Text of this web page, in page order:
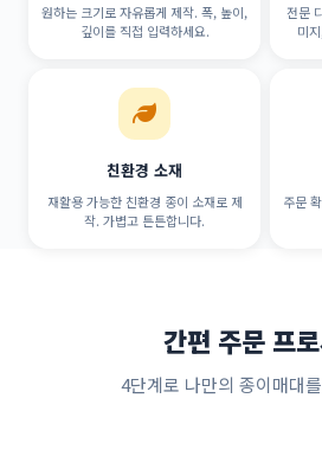
원하는 크기로 자유롭게 제작. 폭, 높이,
깊이를 직접 입력하세요.
전문
미
친환경 소재
재활용 가능한 친환경 종이 소재로 제
작. 가볍고 튼튼합니다.
주문
간편 주문 프
4단계로 나만의 종이매대